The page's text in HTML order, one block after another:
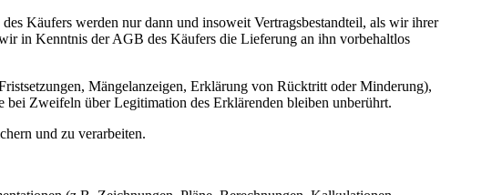
Käufers werden nur dann und insoweit Vertragsbestandteil, als wir ihrer
in Kenntnis der AGB des Käufers die Lieferung an ihn vorbehaltlos
Mängelanzeigen, Erklärung von Rücktritt oder Minderung),
Zweifeln über Legitimation des Erklärenden bleiben unberührt.
und zu verarbeiten.